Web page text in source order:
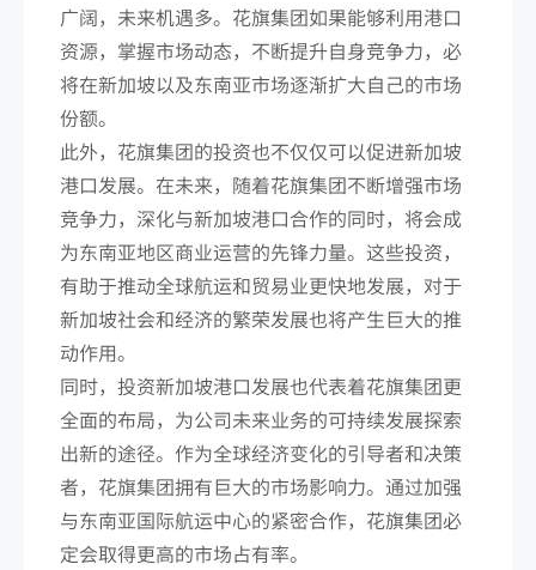
广阔，未来机遇多。花旗集团如果能够利用港口
资源，掌握市场动态，不断提升自身竞争力，必
将在新加坡以及东南亚市场逐渐扩大自己的市场
份额。
此外，花旗集团的投资也不仅仅可以促进新加坡
港口发展。在未来，随着花旗集团不断增强市场
竞争力，深化与新加坡港口合作的同时，将会成
为东南亚地区商业运营的先锋力量。这些投资，
有助于推动全球航运和贸易业更快地发展，对于
新加坡社会和经济的繁荣发展也将产生巨大的推
动作用。
同时，投资新加坡港口发展也代表着花旗集团更
全面的布局，为公司未来业务的可持续发展探索
出新的途径。作为全球经济变化的引导者和决策
者，花旗集团拥有巨大的市场影响力。通过加强
与东南亚国际航运中心的紧密合作，花旗集团必
定会取得更高的市场占有率。